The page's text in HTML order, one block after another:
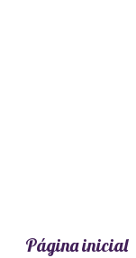
Página inicial